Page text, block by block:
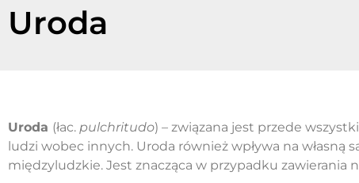
Uroda
Uroda (łac. pulchritudo) – związana jest przede
ludzi wobec innych. Uroda również wpływa na
międzyludzkie. Jest znacząca w przypadku